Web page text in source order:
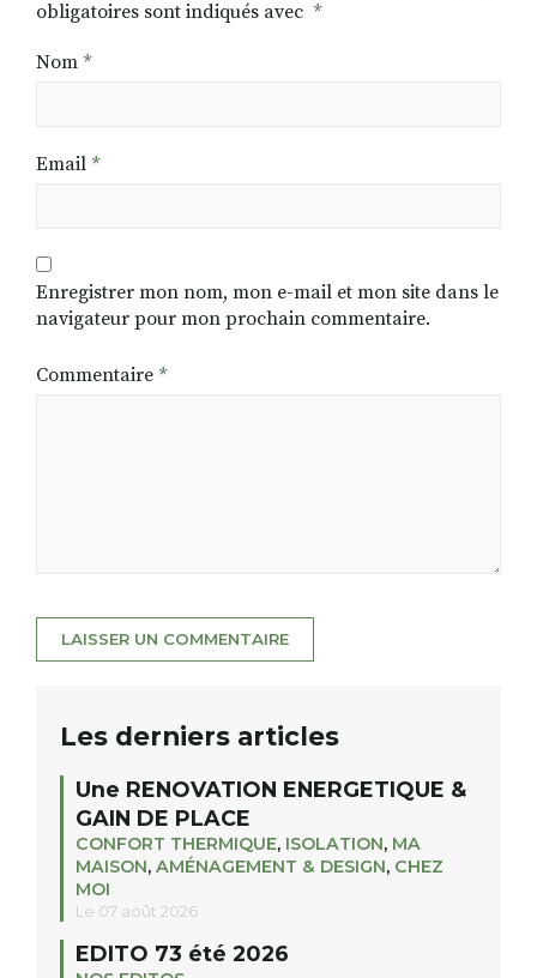
obligatoires sont indiqués avec *
Nom *
Email *
Enregistrer mon nom, mon e-mail et mon site dans le
navigateur pour mon prochain commentaire.
Commentaire *
Les derniers articles
Une RENOVATION ENERGETIQUE &
GAIN DE PLACE
CONFORT THERMIQUE, ISOLATION, MA
MAISON, AMÉNAGEMENT & DESIGN, CHEZ
MOI
Le 07 août 2026
EDITO 73 été 2026